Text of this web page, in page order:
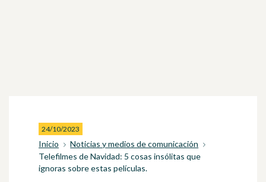
24/10/2023
Inicio
Noticias y medios de comunicación
Telefilmes de Navidad: 5 cosas insólitas que
ignoras sobre estas películas.